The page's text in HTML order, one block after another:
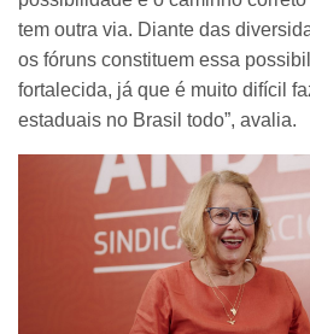
tem outra via. Diante das
os fóruns constituem essa
fortalecida, já que é muito difícil
estaduais no Brasil todo”, avalia.